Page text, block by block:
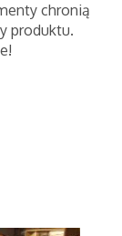
chronią
produktu.